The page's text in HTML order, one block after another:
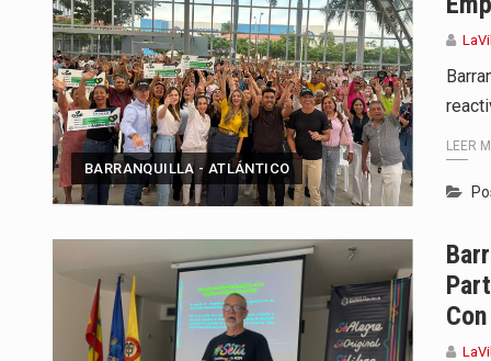
BARRANQUILLA - ATLÁNTICO
LEER